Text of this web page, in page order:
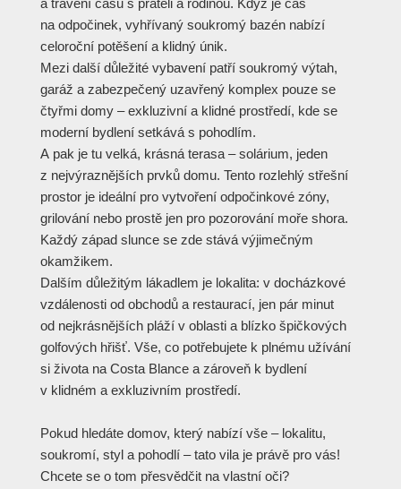
na odpočinek, vyhřívaný soukromý bazén nabízí
celoroční potěšení a klidný únik.
Mezi další důležité vybavení patří soukromý výtah,
garáž a zabezpečený uzavřený komplex pouze se
čtyřmi domy – exkluzivní a klidné prostředí, kde se
moderní bydlení setkává s pohodlím.
A pak je tu velká, krásná terasa – solárium, jeden
z nejvýraznějších prvků domu. Tento rozlehlý střešní
prostor je ideální pro vytvoření odpočinkové zóny,
grilování nebo prostě jen pro pozorování moře shora.
Každý západ slunce se zde stává výjimečným
okamžikem.
Dalším důležitým lákadlem je lokalita: v docházkové
vzdálenosti od obchodů a restaurací, jen pár minut
od nejkrásnějších pláží v oblasti a blízko špičkových
golfových hřišť. Vše, co potřebujete k plnému užívání
si života na Costa Blance a zároveň k bydlení
v klidném a exkluzivním prostředí.
Pokud hledáte domov, který nabízí vše – lokalitu,
soukromí, styl a pohodlí – tato vila je právě pro vás!
Chcete se o tom přesvědčit na vlastní oči?